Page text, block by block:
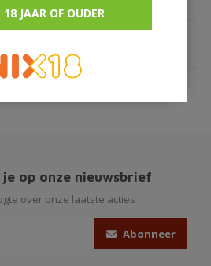
op onze nieuwsbrief
over onze laatste acties
Abonneer
18 JAAR OF OUDER